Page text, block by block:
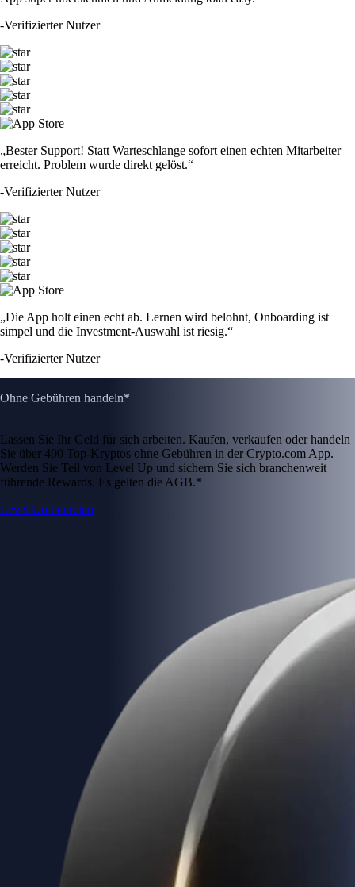
-Verifizierter Nutzer
„Bester Support! Statt Warteschlange sofort einen echten Mitarbeiter
erreicht. Problem wurde direkt gelöst.“
-Verifizierter Nutzer
„Die App holt einen echt ab. Lernen wird belohnt, Onboarding ist
simpel und die Investment-Auswahl ist riesig.“
-Verifizierter Nutzer
Ohne Gebühren handeln*
Lassen Sie Ihr Geld für sich arbeiten. Kaufen, verkaufen oder handeln
Sie über 400 Top-Kryptos ohne Gebühren in der Crypto.com App.
Werden Sie Teil von Level Up und sichern Sie sich branchenweit
führende Rewards. Es gelten die AGB.*
Level Up beitreten